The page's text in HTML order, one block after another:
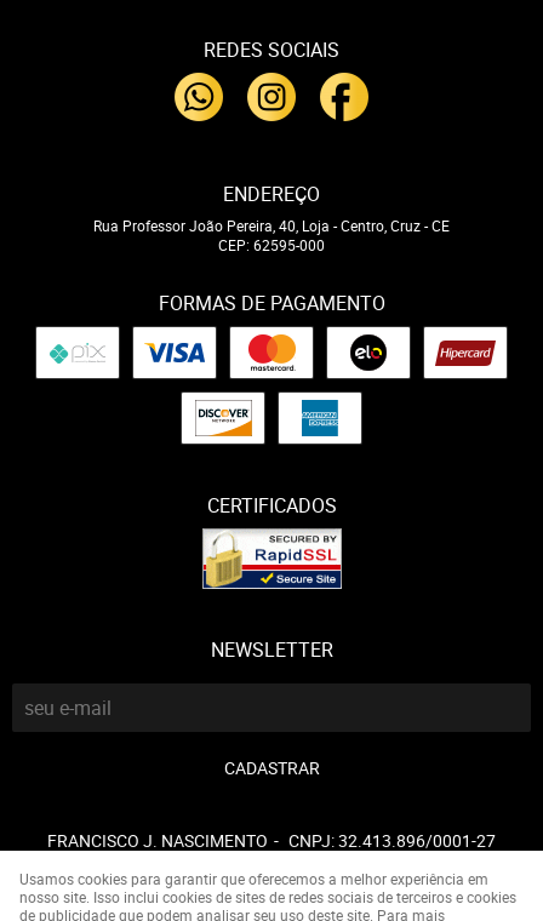
REDES SOCIAIS
ENDEREÇO
Rua Professor João Pereira, 40, Loja -Centro, Cruz-CE
CEP: 62595-000
FORMAS DE PAGAMENTO
CERTIFICADOS
NEWSLETTER
CADASTRAR
FRANCISCO J. NASCIMENTO CNPJ: 32.413.896/0001-27
Usamos cookies para garantir que oferecemos a melhor experiência em
nosso site. Isso inclui cookies de sites de redes sociais de terceiros e cookies
de publicidade que podem analisar seu uso deste site. Para mais